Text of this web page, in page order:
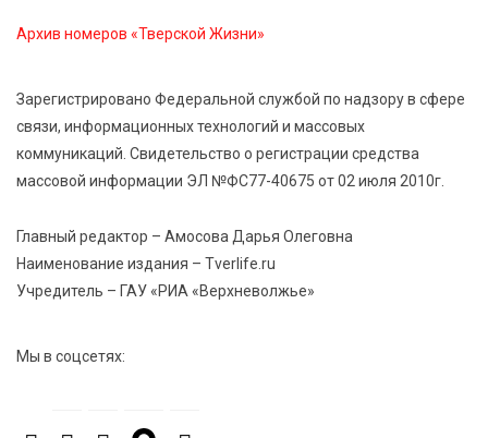
В Нелидово открылся бассейн
8 Авг 2026 05:02 455
В Тверской области провели Арбузный книжный
день
Архив номеров «Тверской Жизни»
Зарегистрировано Федеральной службой по надзору в сфере
связи, информационных технологий и массовых
коммуникаций. Свидетельство о регистрации средства
массовой информации ЭЛ №ФС77-40675 от 02 июля 2010г.
Главный редактор – Амосова Дарья Олеговна
Наименование издания – Tverlife.ru
Учредитель – ГАУ «РИА «Верхневолжье»
Мы в соцсетях: